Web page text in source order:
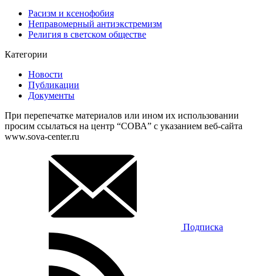
Расизм и ксенофобия
Неправомерный антиэкстремизм
Религия в светском обществе
Категории
Новости
Публикации
Документы
При перепечатке материалов или ином их использовании
просим ссылаться на центр “СОВА” с указанием веб-сайта
www.sova-center.ru
Подписка